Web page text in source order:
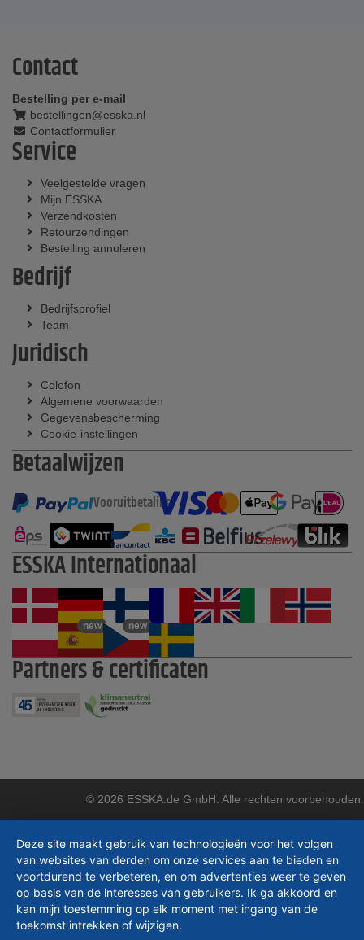
Contact
Bestelling per e-mail
bestellingen@esska.nl
Contactformulier
Service
Veelgestelde vragen
Mijn ESSKA
Verzendkosten
Retourzendingen
Bestelling annuleren
Bedrijf
Bedrijfsprofiel
Team
Juridisch
Colofon
Algemene voorwaarden
Gegevensbescherming
Cookie-instellingen
Betaalwijzen
Vooruitbetaling
ESSKA Internationaal
new new
Partners & certificaten
© 2026 ESSKA.de GmbH. Alle rechten voorbehouden.
Deze site maakt gebruik van technologieën voor het volgen
van websites van derden om onze services aan te bieden en
voortdurend te verbeteren, en om advertenties weer te geven
op basis van de interesses van gebruikers. Ik ga akkoord en
kan mijn toestemming op elk moment met ingang van de
toekomst intrekken of wijzigen.